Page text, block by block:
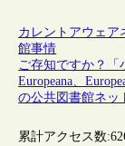
カレントアウェア
館事情
ご存知ですか？「
Europeana、
の公共図書館ネッ
累計アクセス数: